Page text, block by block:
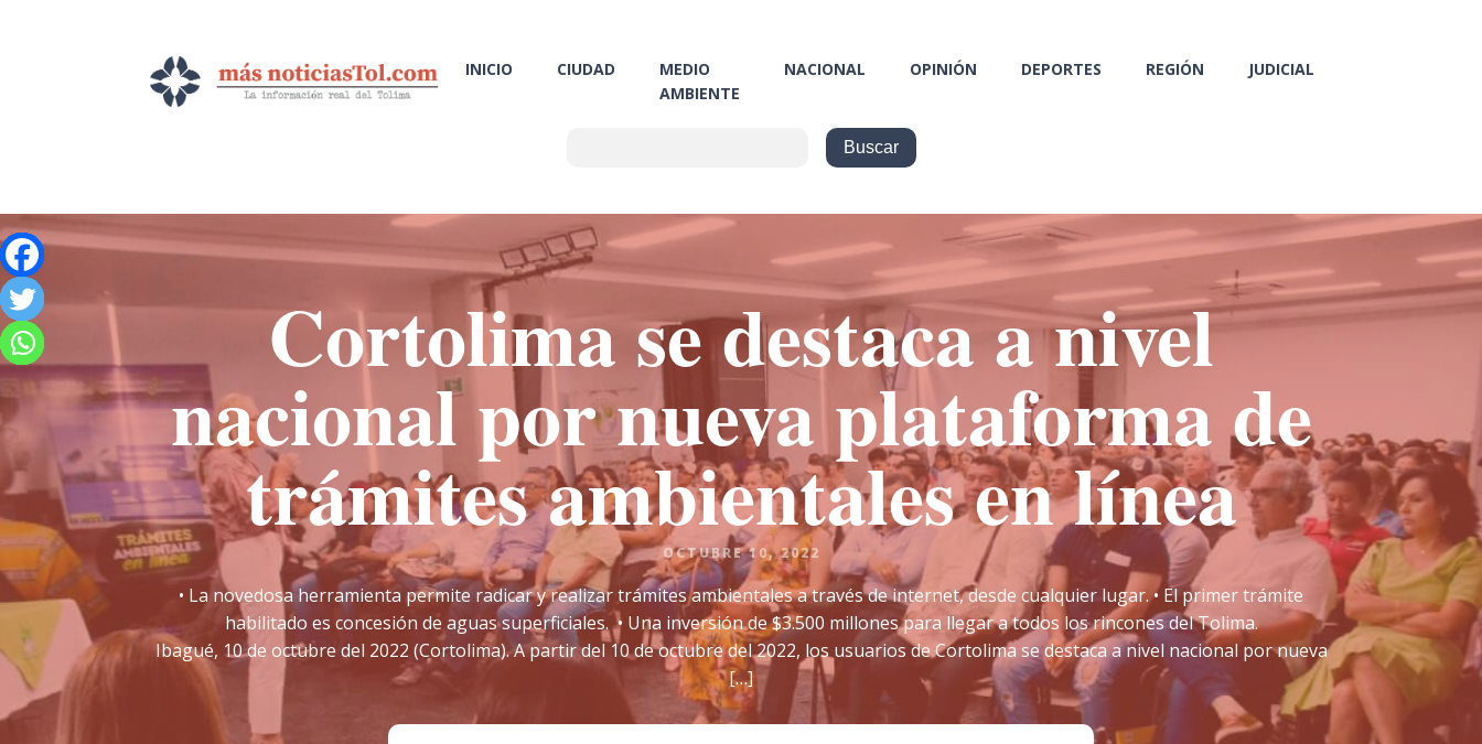
INICIO CIUDAD
MEDIO
AMBIENTE
NACIONAL OPINIÓN DEPORTES REGIÓN JUDICIAL
Cortolima se destaca a nivel
nacional por nueva plataforma de
trámites ambientales en línea
OCTUBRE 10, 2022
• La novedosa herramienta permite radicar y realizar trámites ambientales a través de internet, desde cualquier lugar. • El primer trámite
habilitado es concesión de aguas superficiales. • Una inversión de $3.500 millones para llegar a todos los rincones del Tolima.
Ibagué, 10 de octubre del 2022 (Cortolima). A partir del 10 de octubre del 2022, los usuarios de Cortolima se destaca a nivel nacional por nueva
[…]